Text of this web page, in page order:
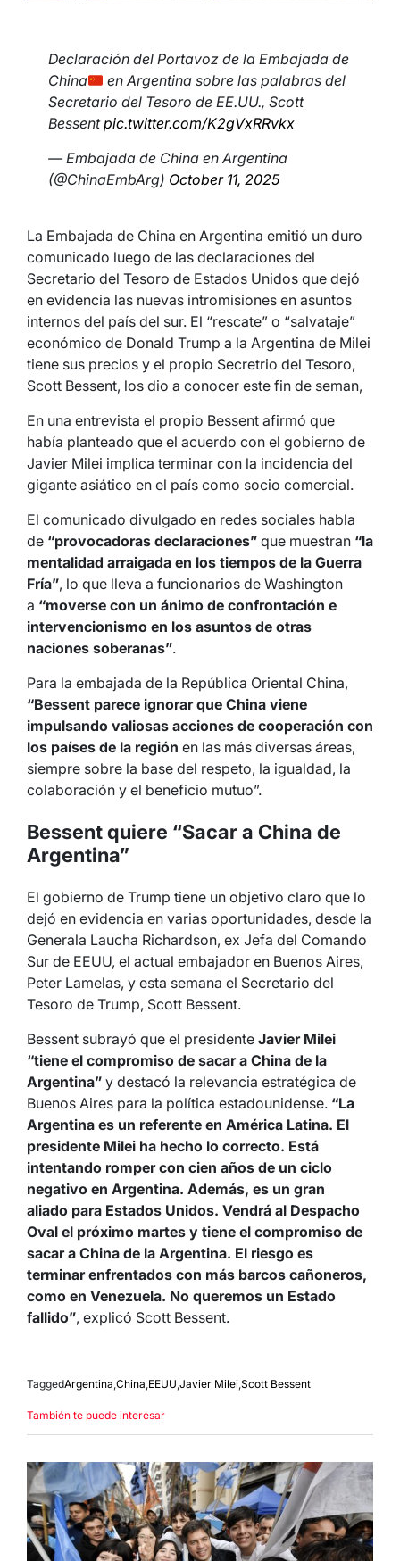
Declaración del Portavoz de la Embajada de
China
en Argentina sobre las palabras del
Secretario del Tesoro de EE.UU., Scott
Bessentpic.twitter.com/K2gVxRRvkx
— Embajada de China en Argentina
(@ChinaEmbArg) October 11, 2025
La Embajada de China en Argentina emitió un duro
comunicado luego de las declaraciones del
Secretario del Tesoro de Estados Unidos que dejó
en evidencia las nuevas intromisiones en asuntos
internos del país del sur. El “rescate” o “salvataje”
económico de Donald Trump a la Argentina de Milei
tiene sus precios y el propio Secretrio del Tesoro,
Scott Bessent, los dio a conocer este fin de seman,
En una entrevista el propio Bessent afirmó que
había planteado que el acuerdo con el gobierno de
Javier Milei implica terminar con la incidencia del
gigante asiático en el país como socio comercial.
El comunicado divulgado en redes sociales habla
de “provocadoras declaraciones” que muestran “la
mentalidad arraigada en los tiempos de la Guerra
Fría”, lo que lleva a funcionarios de Washington
a “moverse con un ánimo de confrontación e
intervencionismo en los asuntos de otras
naciones soberanas”.
Para la embajada de la República Oriental China,
“Bessent parece ignorar que China viene
impulsando valiosas acciones de cooperación con
los países de la región en las más diversas áreas,
siempre sobre la base del respeto, la igualdad, la
colaboración y el beneficio mutuo”.
Bessent quiere “Sacar a China de
Argentina”
El gobierno de Trump tiene un objetivo claro que lo
dejó en evidencia en varias oportunidades, desde la
Generala Laucha Richardson, ex Jefa del Comando
Sur de EEUU, el actual embajador en Buenos Aires,
Peter Lamelas, y esta semana el Secretario del
Tesoro de Trump, Scott Bessent.
Bessent subrayó que el presidente Javier Milei
“tiene el compromiso de sacar a China de la
Argentina” y destacó la relevancia estratégica de
Buenos Aires para la política estadounidense. “La
Argentina es un referente en América Latina. El
presidente Milei ha hecho lo correcto. Está
intentando romper con cien años de un ciclo
negativo en Argentina. Además, es un gran
aliado para Estados Unidos. Vendrá al Despacho
Oval el próximo martes y tiene el compromiso de
sacar a China de la Argentina. El riesgo es
terminar enfrentados con más barcos cañoneros,
como en Venezuela. No queremos un Estado
fallido”, explicó Scott Bessent.
TaggedArgentina,China,EEUU,Javier Milei,Scott Bessent
También te puede interesar